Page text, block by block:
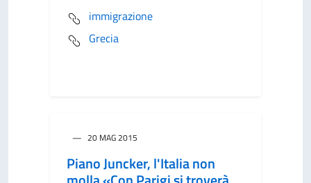
immigrazione
Grecia
20 MAG 2015
Piano Juncker, l'Italia non